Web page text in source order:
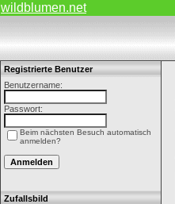
wildblumen.net
Registrierte Benutzer
Benutzername:
Passwort:
Beim nächsten Besuch automatisch
anmelden?
Zufallsbild